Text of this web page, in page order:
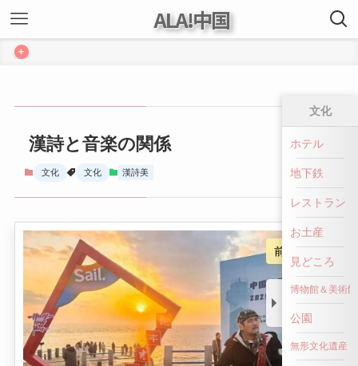
ALA!中国
+
漢詩と音楽の関係
文化 文化 漢詩美
前へ戻る
文化
ホテル
地下鉄
レストラン
お土産
見どころ
博物館＆美術館
公園
無形文化遺産